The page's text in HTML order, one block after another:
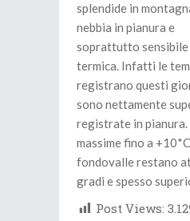
splendide in
nebbia in pianura e
soprattutto
termica. Infatti le
registrano questi
sono nettamente
registrate in
massime fino a
fondovalle restano
gradi e spesso
Post Views: